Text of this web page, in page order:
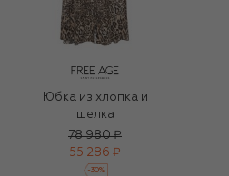
Юбка из хлопка и
шелка
78 980 ₽
55 286 ₽
-30%